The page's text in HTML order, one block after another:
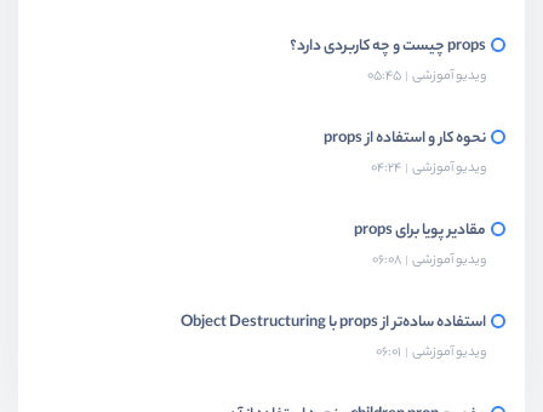
props چیست و چه کاربردی دارد؟
ویدیو آموزشی 05:45
نحوه کار و استفاده از props
ویدیو آموزشی 04:24
مقادیر پویا برای props
ویدیو آموزشی 06:08
استفاده ساده‌تر از props با Object Destructuring
ویدیو آموزشی 06:01